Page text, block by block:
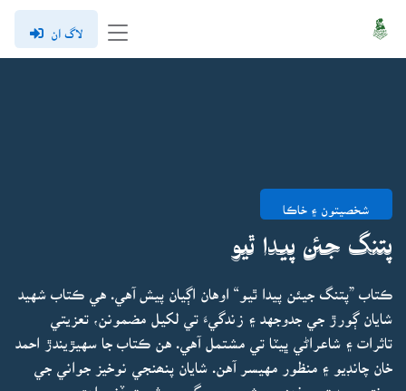
لاگ ان
شخصيتون ۽ خاڪا
پتنگ جئن پيدا ٿيو
ڪتاب ”پتنگ جيئن پيدا ٿيو“ اوهان اڳيان پيش آهي. هي ڪتاب شهيد
شايان ڳورڙ جي جدوجهد ۽ زندگيءَ تي لکيل مضمونن، تعزيتي
تاثرات ۽ شاعراڻي ڀيٽا تي مشتمل آهي. هن ڪتاب جا سهيڙيندڙ احمد
خان چانڊيو ۽ منظور مهيسر آهن. شايان پنھنجي نوخيز جواني جي
مختصر مدت ۾ ذھني ۽ شعوري سگھ جو ثبوت ڏنو، اھڙي